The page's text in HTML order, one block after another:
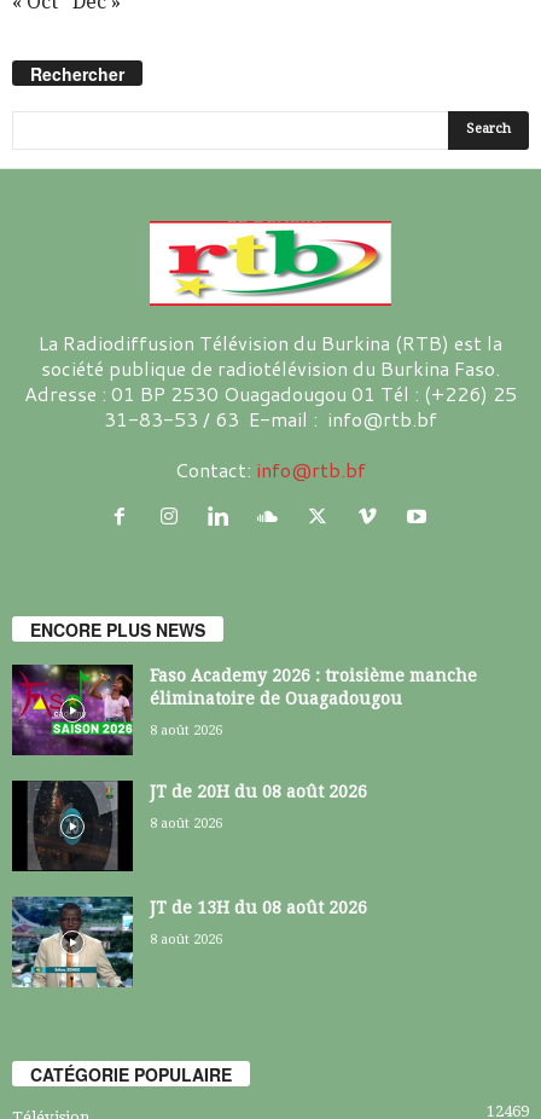
Rechercher
La Radiodiffusion Télévision du Burkina (RTB) est la
société publique de radiotélévision du Burkina Faso.
Adresse : 01 BP 2530 Ouagadougou 01 Tél : (+226) 25
31-83-53 / 63 E-mail : info@rtb.bf
Contact: info@rtb.bf
ENCORE PLUS NEWS
Faso Academy 2026 : troisième manche
éliminatoire de Ouagadougou
8 août 2026
JT de 20H du 08 août 2026
8 août 2026
JT de 13H du 08 août 2026
8 août 2026
CATÉGORIE POPULAIRE
12469